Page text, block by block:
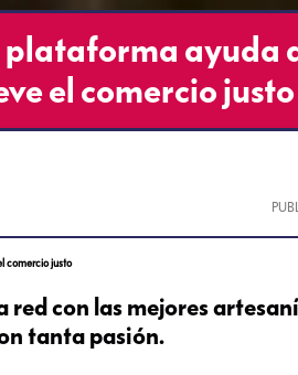
ayuda
el comercio justo
comercio justo
con las mejores
tanta pasión.